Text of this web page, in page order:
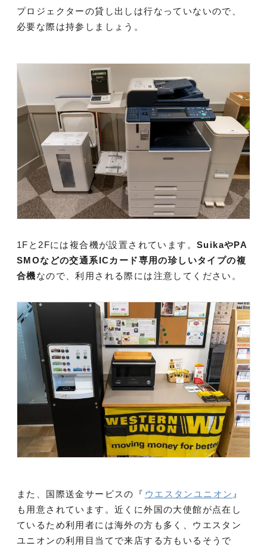
プロジェクターの貸し出しは行なっていないので、
必要な際は持参しましょう。
1Fと2Fには複合機が設置されています。 SuikaやPA
SMOなどの交通系ICカード専用の珍しいタイプの複
合機なので、利用される際には注意してください。
また、国際送金サービスの『 ウエスタンユニオン 』
も用意されています。近くに外国の大使館が点在し
ているため利用者には海外の方も多く、ウエスタン
ユニオンの利用目当てで来店する方もいるそうで